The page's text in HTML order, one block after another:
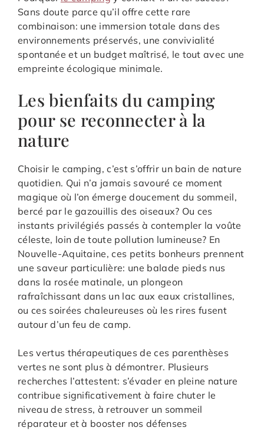
Sans doute parce qu’il offre cette rare
combinaison: une immersion totale dans des
environnements préservés, une convivialité
spontanée et un budget maîtrisé, le tout avec une
empreinte écologique minimale.
Les bienfaits du camping
pour se reconnecter à la
nature
Choisir le camping, c’est s’offrir un bain de nature
quotidien. Qui n’a jamais savouré ce moment
magique où l’on émerge doucement du sommeil,
bercé par le gazouillis des oiseaux? Ou ces
instants privilégiés passés à contempler la voûte
céleste, loin de toute pollution lumineuse? En
Nouvelle-Aquitaine, ces petits bonheurs prennent
une saveur particulière: une balade pieds nus
dans la rosée matinale, un plongeon
rafraîchissant dans un lac aux eaux cristallines,
ou ces soirées chaleureuses où les rires fusent
autour d’un feu de camp.
Les vertus thérapeutiques de ces parenthèses
vertes ne sont plus à démontrer. Plusieurs
recherches l’attestent: s’évader en pleine nature
contribue significativement à faire chuter le
niveau de stress, à retrouver un sommeil
réparateur et à booster nos défenses